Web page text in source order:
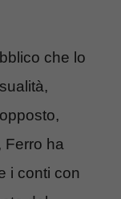
che lo
, Ferro ha
i conti con